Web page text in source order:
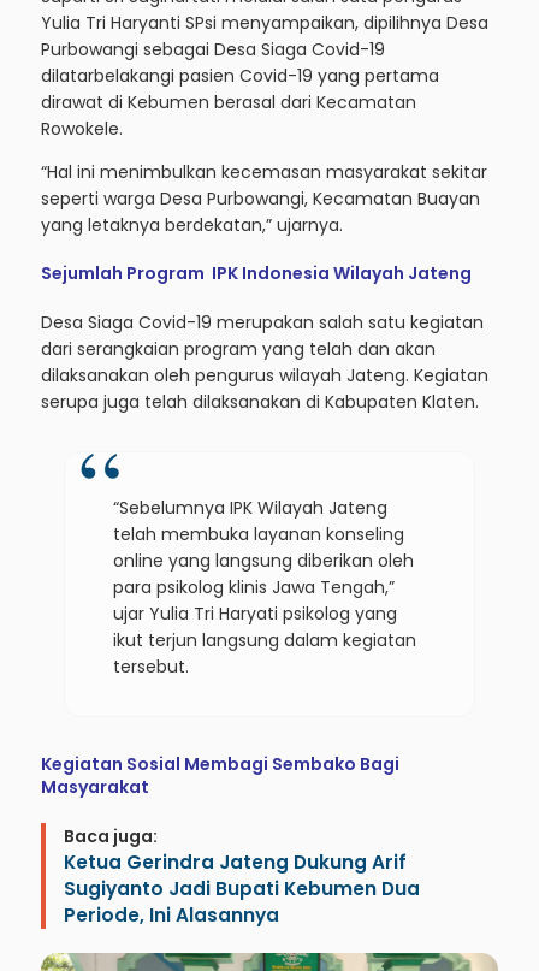
Yulia Tri Haryanti SPsi menyampaikan, dipilihnya Desa
Purbowangi sebagai Desa Siaga Covid-19
dilatarbelakangi pasien Covid-19 yang pertama
dirawat di Kebumen berasal dari Kecamatan
Rowokele.
“Hal ini menimbulkan kecemasan masyarakat sekitar
seperti warga Desa Purbowangi, Kecamatan Buayan
yang letaknya berdekatan,” ujarnya.
Sejumlah Program IPK Indonesia Wilayah Jateng
Desa Siaga Covid-19 merupakan salah satu kegiatan
dari serangkaian program yang telah dan akan
dilaksanakan oleh pengurus wilayah Jateng. Kegiatan
serupa juga telah dilaksanakan di Kabupaten Klaten.
“Sebelumnya IPK Wilayah Jateng
telah membuka layanan konseling
online yang langsung diberikan oleh
para psikolog klinis Jawa Tengah,”
ujar Yulia Tri Haryati psikolog yang
ikut terjun langsung dalam kegiatan
tersebut.
Kegiatan Sosial Membagi Sembako Bagi
Masyarakat
Baca juga:
Ketua Gerindra Jateng Dukung Arif
Sugiyanto Jadi Bupati Kebumen Dua
Periode, Ini Alasannya